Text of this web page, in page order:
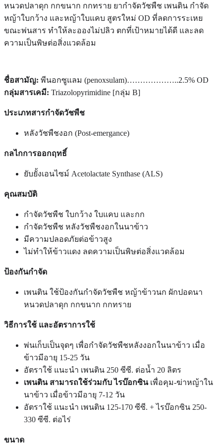
หนวดปลาดุก กกขนาก กกทราย ยากำจัดวัชพืช เพนติน กำจัด
หญ้าใบกว้าง และหญ้าใบแคบ สูตรใหม่ OD ที่ลดการระเหย
ขณะพ่นสาร ทำให้ละอองไม่ปลิว ตกที่เป้าหมายได้ดี และลด
ความเป็นพิษต่อสิ่งแวดล้อม
ชื่อสามัญ: พีนอกซูแลม (penoxsulam)………………..2.5% OD
กลุ่มสารเคมี: Triazolopyrimidine [กลุ่ม B]
ประเภทสารกำจัดวัชพืช
หลังวัชพืชงอก (Post-emergance)
กลไกการออกฤทธิ์
ยับยั้งเอนไซม์ Acetolactate Synthase (ALS)
คุณสมบัติ
กำจัดวัชพืช ใบกว้าง ใบแคบ และกก
กำจัดวัชพืช หลังวัชพืชงอกในนาข้าว
มีความปลอดภัยต่อข้าวสูง
ไม่ทำให้ข้าวแดง ลดความเป็นพิษต่อสิ่งแวดล้อม
ป้องกันกำจัด
เพนติน ใช้ป้องกันกำจัดวัชพืช หญ้าข้าวนก ผักปอดนา
หนวดปลาดุก กกขนาก กกทราย
วิธีการใช้ และอัตราการใช้
พ่นเก็บเป็นจุดๆ เพื่อกำจัดวัชพืชหลังงอกในนาข้าว เมื่อ
ข้าวมีอายุ 15-25 วัน
อัตราใช้ แนะนำ เพนติน 250 ซีซี. ต่อน้ำ 20 ลิตร
เพนติน สามารถใช้ร่วมกับ ไรบ๊อกซินเพื่อคุม-ฆ่าหญ้าใน
นาข้าว เมื่อข้าวมีอายุ 7-12 วัน
อัตราใช้ แนะนำ เพนติน 125-170 ซีซี. + ไรบ๊อกซิน 250-
330 ซีซี. ต่อไร่
ขนาด